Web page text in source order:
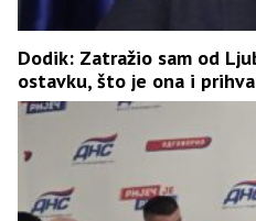
Dodik: Zatražio sam od
ostavku, što je ona i